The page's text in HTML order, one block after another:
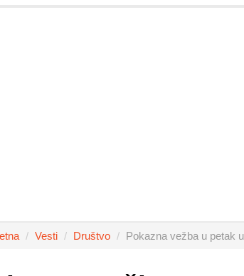
Vesti Društvo Pokazna vežba u petak